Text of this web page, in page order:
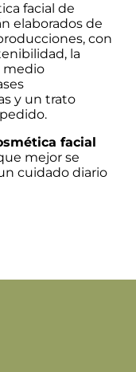
facial de
elaborados de
con
la
medio
y un trato
facial
mejor se
cuidado diario